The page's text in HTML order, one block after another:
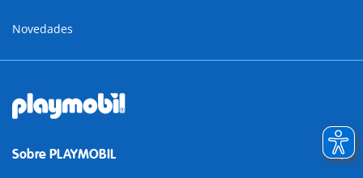
Novedades
Sobre PLAYMOBIL